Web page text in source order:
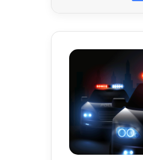
Várias
registradas
em
Apucarana
nesse
início
de